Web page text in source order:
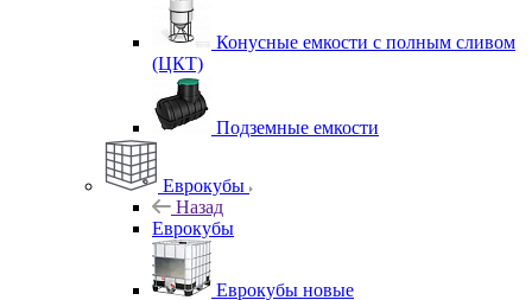
Конусные емкости с полным сливом
(ЦКТ)
Подземные емкости
Еврокубы
Назад
Еврокубы
Еврокубы новые